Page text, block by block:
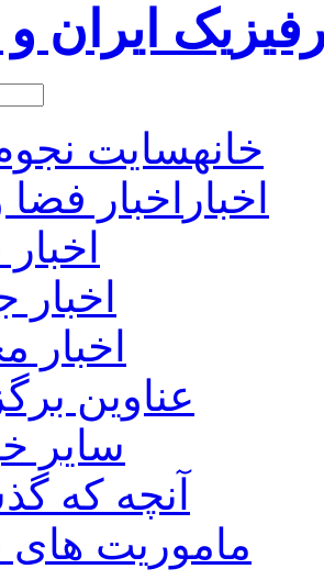
ایران و
خانهسایت
اخبار اخبار
اخبار
اخبار
عناوین
سایر
آنچه که
ماموریت های